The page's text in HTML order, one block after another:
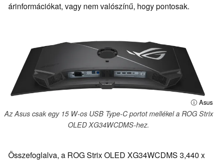
árinformációkat, vagy nem valószínű, hogy pontosak.
ⓘ Asus
Az Asus csak egy 15 W-os USB Type-C portot mellékel a ROG Strix
OLED XG34WCDMS-hez.
Összefoglalva, a ROG Strix OLED XG34WCDMS 3,440 x